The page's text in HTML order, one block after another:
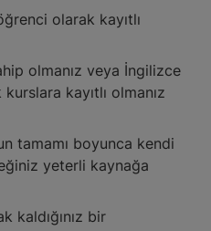
olarak kayıtlı
olmanız veya İngilizce
kayıtlı olmanız
tamamı boyunca kendi
yeterli kaynağa
kaldığınız bir